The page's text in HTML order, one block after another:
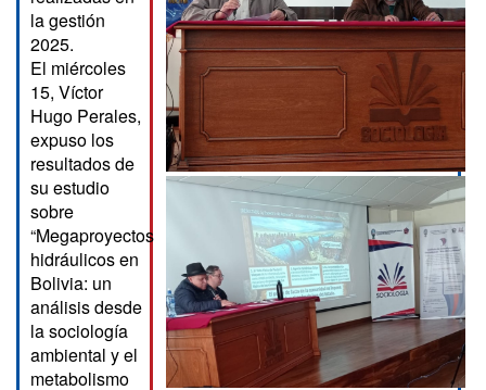
la gestión
2025.
El miércoles
15, Víctor
Hugo Perales,
expuso los
resultados de
su estudio
sobre
“Megaproyectos
hidráulicos en
Bolivia: un
análisis desde
la sociología
ambiental y el
metabolismo